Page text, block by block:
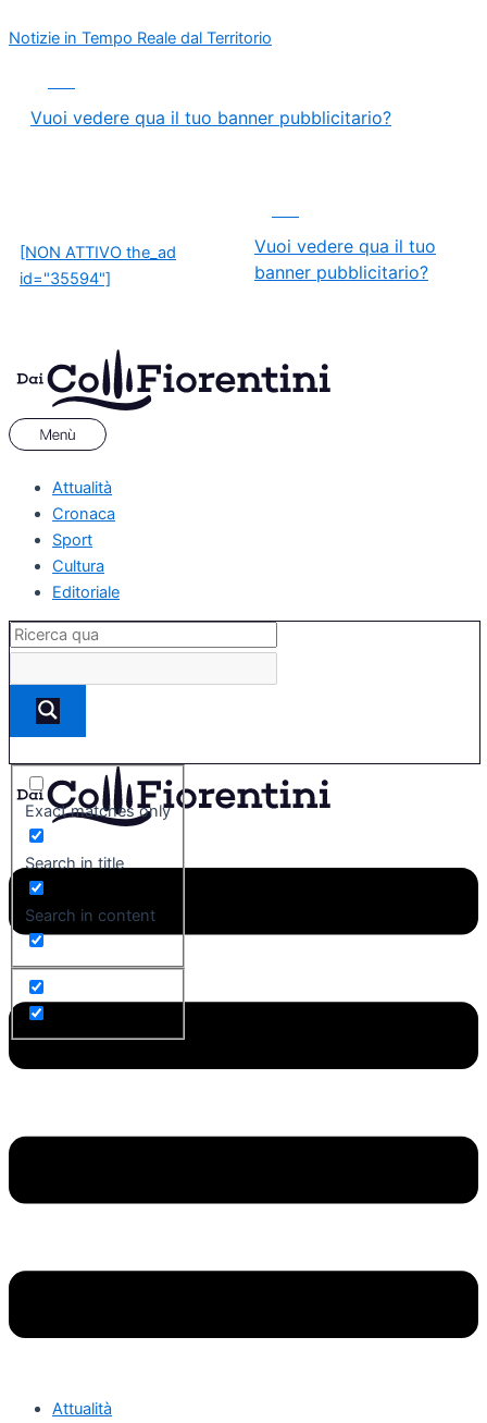
al
Notizie in Tempo Reale dal Territorio
Vuoi vedere qua il tuo banner pubblicitario?
[NON ATTIVO the_ad
id="35594"]
Vuoi vedere qua il tuo
banner pubblicitario?
Attualità
Cronaca
Sport
Cultura
Editoriale
Exact matches only
Search in title
Search in content
Attualità
articoli